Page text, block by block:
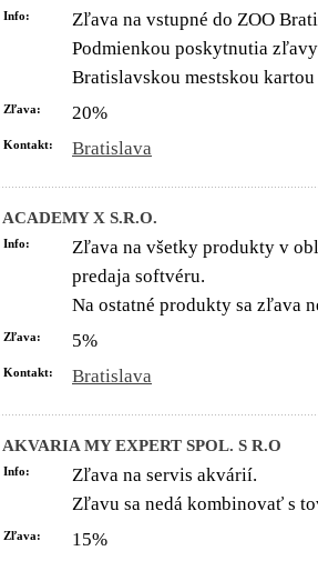
Info:
Zľava na vstupné do ZOO
Podmienkou poskytnutia
Bratislavskou mestskou
Zľava: 20%
Kontakt: Bratislava
ACADEMY X S.R.O.
Info:
Zľava na všetky produkty v
predaja softvéru.
Na ostatné produkty sa zľava
Zľava: 5%
Kontakt: Bratislava
AKVARIA MY EXPERT SPOL. S R.O
Info:
Zľava na servis akvárií.
Zľavu sa nedá kombinovať s
Zľava: 15%